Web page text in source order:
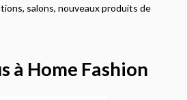
salons, nouveaux produits de
à Home Fashion